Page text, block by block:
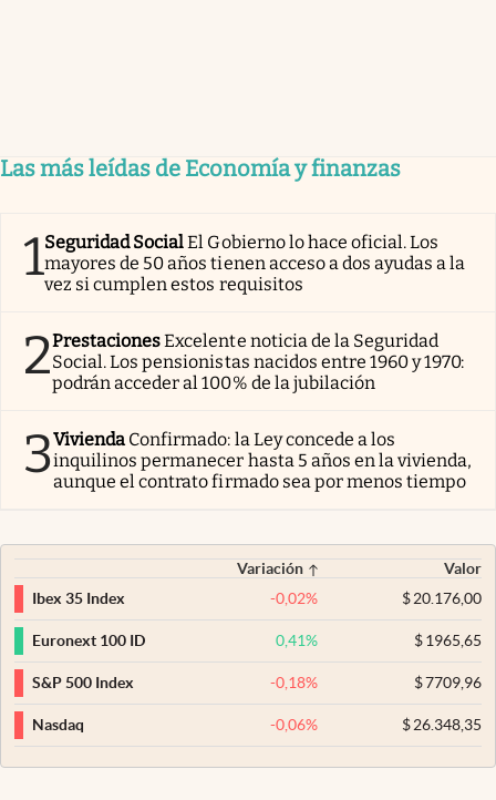
Las más leídas de Economía y finanzas
1Seguridad SocialEl Gobierno lo hace oficial. Los
mayores de 50 años tienen acceso a dos ayudas a la
vez si cumplen estos requisitos
2PrestacionesExcelente noticia de la Seguridad
Social. Los pensionistas nacidos entre 1960 y 1970:
podrán acceder al 100% de la jubilación
3Vivienda Confirmado: la Ley concede a los
inquilinos permanecer hasta 5 años en la vivienda,
aunque el contrato firmado sea por menos tiempo
Variación
Valor
Ibex 35 Index
-0,02% $20.176,00
Euronext 100 ID 0,41% $1965,65
S&P 500 Index -0,18% $7709,96
Nasdaq -0,06% $26.348,35